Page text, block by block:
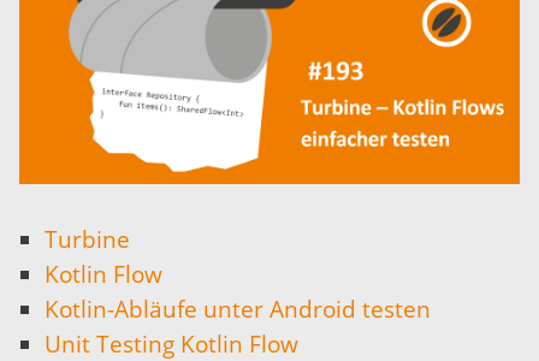
Turbine
Kotlin Flow
Kotlin-Abläufe unter Android testen
Unit Testing Kotlin Flow